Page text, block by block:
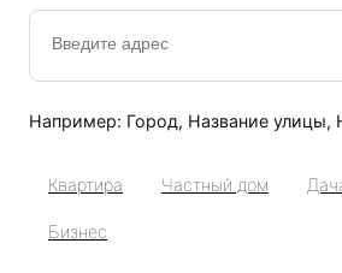
Поиск
Например: Город, Название улицы,
Квартира Частный дом
Бизнес